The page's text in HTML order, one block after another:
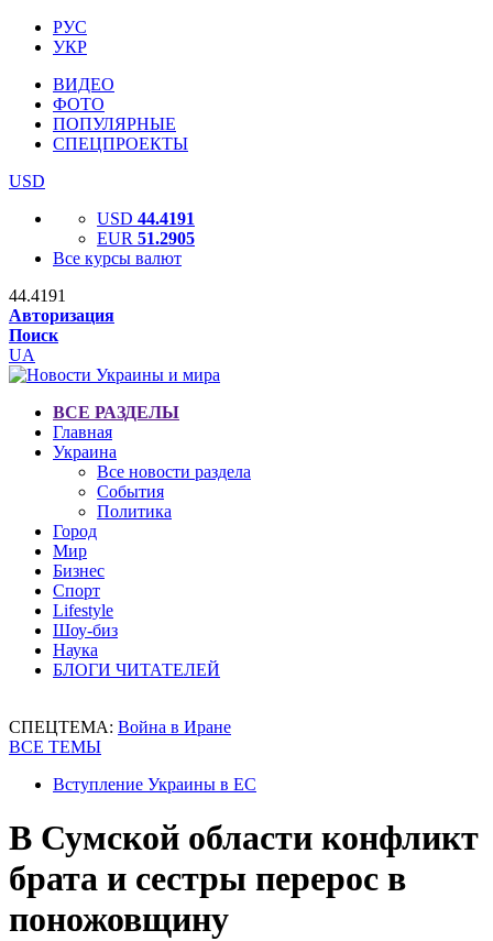
РУС
УКР
ВИДЕО
ФОТО
ПОПУЛЯРНЫЕ
СПЕЦПРОЕКТЫ
USD
USD 44.4191
EUR 51.2905
Все курсы валют
44.4191
Авторизация
Поиск
UA
ВСЕ РАЗДЕЛЫ
Главная
Украина
Все новости раздела
События
Политика
Город
Мир
Бизнес
Спорт
Lifestyle
Шоу-биз
Наука
БЛОГИ ЧИТАТЕЛЕЙ
СПЕЦТЕМА: Война в Иране
ВСЕ ТЕМЫ
Вступление Украины в ЕС
В Сумской области конфликт
брата и сестры перерос в
поножовщину